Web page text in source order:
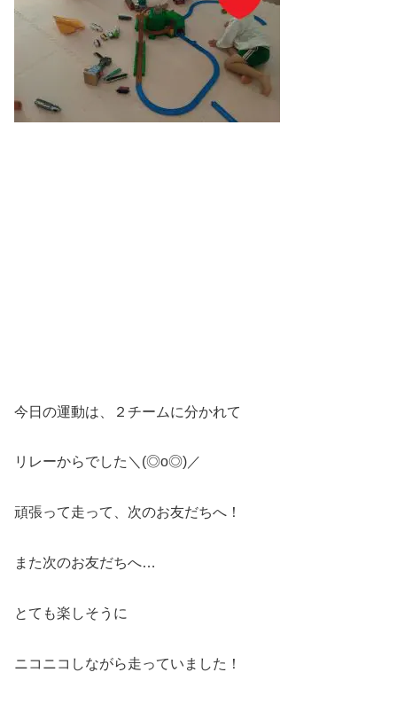
今日の運動は、２チームに分かれて
リレーからでした＼(◎o◎)／
頑張って走って、次のお友だちへ！
また次のお友だちへ…
とても楽しそうに
ニコニコしながら走っていました！